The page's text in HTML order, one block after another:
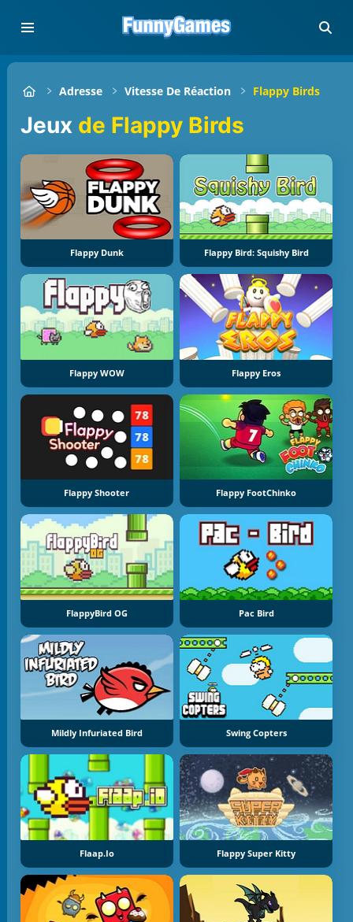
Adresse Vitesse De Réaction Flappy Birds
Jeux de Flappy Birds
Flappy Dunk Flappy Bird: Squishy Bird
Flappy WOW Flappy Eros
Flappy Shooter Flappy FootChinko
FlappyBird OG Pac Bird
Mildly Infuriated Bird Swing Copters
Flaap.io Flappy Super Kitty